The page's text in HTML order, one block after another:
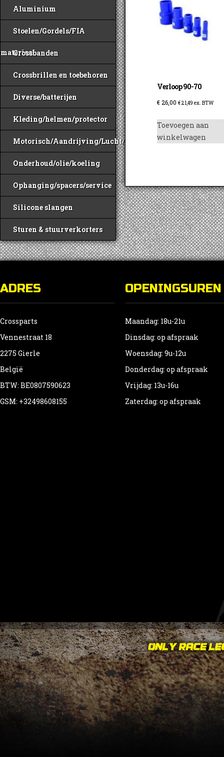
Aluminium
Stoelen/Gordels/FIA
materiaal
Crossbanden
Crossbrillen en toebehoren
Diverse/batterijen
Kleding/helmen/protector
Motorisch/Aandrijving/Lucht/Benzine
Onderhoud/olie/koeling
Ophanging/spacers/service
Silicone slangen
Sturen & stuurverkorters
Verloop 90-70
€26,00 €21,49 ex. BTW
Toevoegen aan
winkelwagen
ADRES
Crossparts
Vennestraat 18
2275 Gierle
België
BTW: BE0807590623
GSM: +32498608155
OPENINGSUREN
Maandag: 18u-21u
Dinsdag: op afspraak
Woensdag: 9u-12u
Donderdag: op afspraak
Vrijdag: 13u-16u
Zaterdag: op afspraak